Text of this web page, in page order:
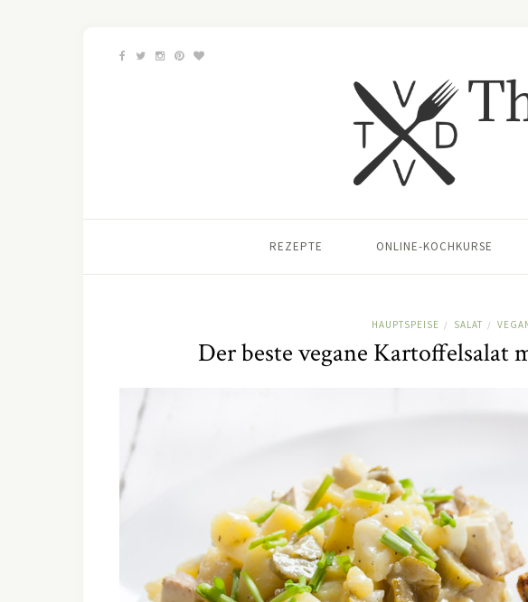
REZEPTE ONLINE-KOCHKURSE
HAUPTSPEISE / SALAT /
Der beste vegane Kartoffelsalat